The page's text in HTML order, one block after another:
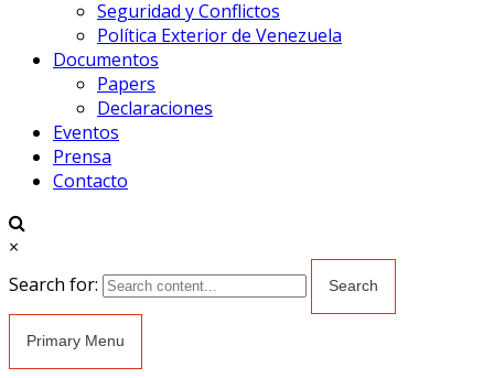
Seguridad y Conflictos
Política Exterior de Venezuela
Documentos
Papers
Declaraciones
Eventos
Prensa
Contacto
×
Search for:
Primary Menu